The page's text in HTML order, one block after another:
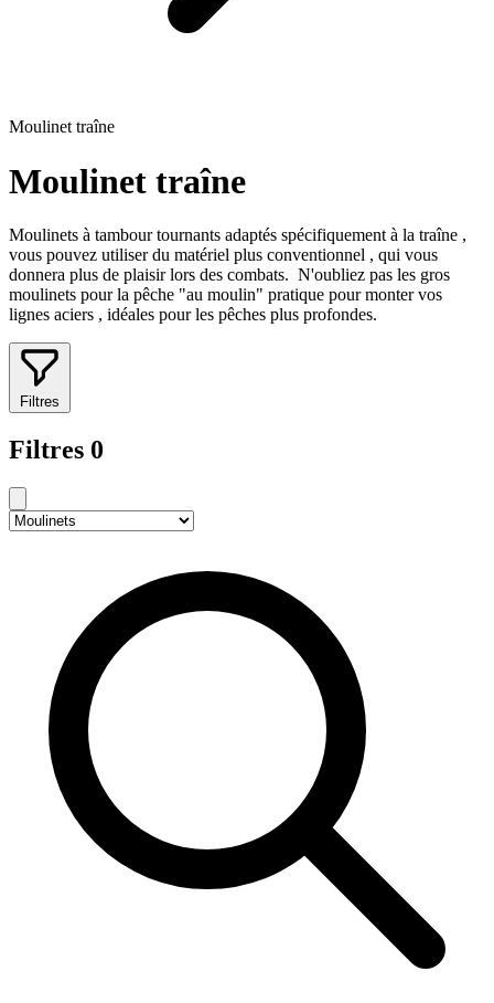
Moulinet traîne
Moulinet traîne
Moulinets à tambour tournants adaptés spécifiquement à la traîne ,
vous pouvez utiliser du matériel plus conventionnel , qui vous
donnera plus de plaisir lors des combats. N'oubliez pas les gros
moulinets pour la pêche "au moulin" pratique pour monter vos
lignes aciers , idéales pour les pêches plus profondes.
Filtres
Filtres 0